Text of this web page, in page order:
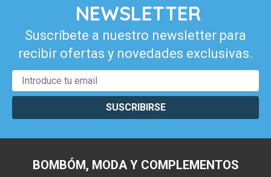
NEWSLETTER
Suscríbete a nuestro newsletter para
recibir ofertas y novedades exclusivas.
SUSCRIBIRSE
BOMBÓM, MODA Y COMPLEMENTOS